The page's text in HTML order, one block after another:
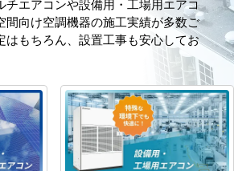
チエアコンや設備用・工場用エアコ
間向け空調機器の施工実績が多数ご
はもちろん、設置工事も安心してお